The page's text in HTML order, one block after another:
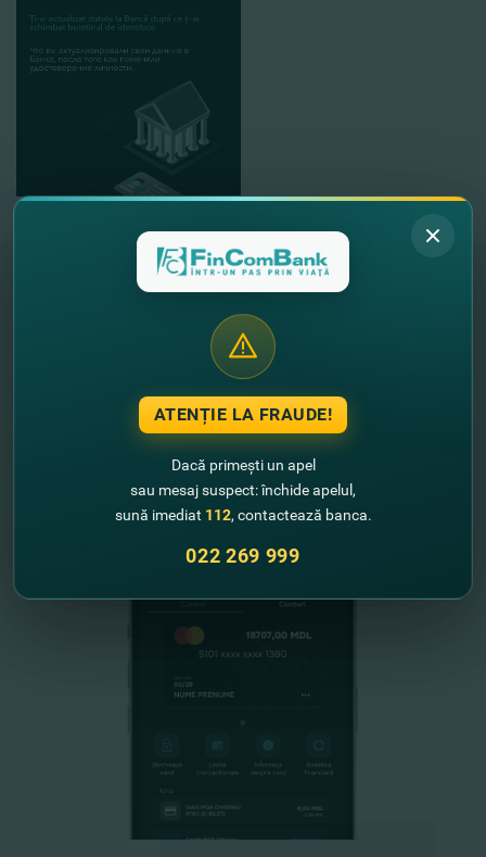
"FinComBank" S.A. este membră a
Schemei de Garantare a Depozitelor
din Republica Moldova
FinComPay Mobile
ATENȚIE LA FRAUDE!
Dacă primești un apel
sau mesaj suspect: închide apelul,
sună imediat 112, contactează banca.
022 269 999